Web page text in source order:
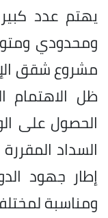
يهتم عدد
ومحدودي
ظل الاهتمام
الحصول على
السداد
إطار جهود
ومناسبة